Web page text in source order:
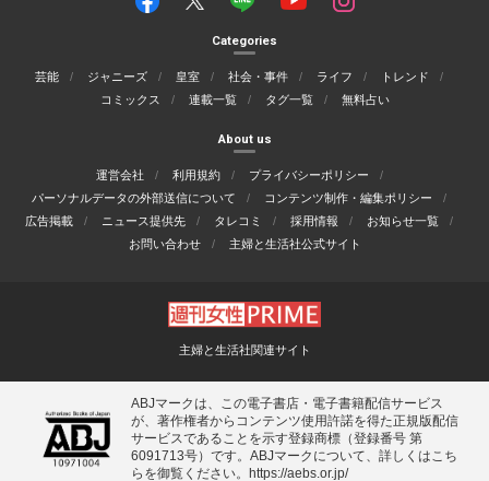
Categories
芸能 ジャニーズ 皇室 社会・事件 ライフ
トレンド
コミックス
連載一覧 タグ一覧 無料占い
About us
運営会社 利用規約
プライバシーポリシー
パーソナルデータの外部送信について
コンテンツ制作・編集ポリシー
広告掲載
ニュース提供先 タレコミ 採用情報
お知らせ一覧
お問い合わせ
主婦と生活社公式サイト
主婦と生活社関連サイト
ABJマークは、この電子書店・電子書籍配信サービス
が、著作権者からコンテンツ使用許諾を得た正規版配信
サービスであることを示す登録商標（登録番号 第
6091713号）です。ABJマークについて、詳しくはこち
らを御覧ください。
https://aebs.or.jp/